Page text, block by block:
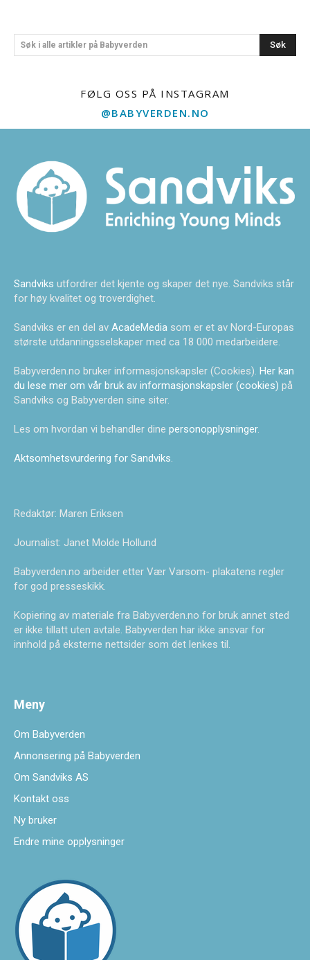
Søk i alle artikler på Babyverden Søk
FØLG OSS PÅ INSTAGRAM
@BABYVERDEN.NO
Sandviks utfordrer det kjente og skaper det nye. Sandviks står
for høy kvalitet og troverdighet.
Sandviks er en del av AcadeMedia som er et av Nord-Europas
største utdanningsselskaper med ca 18 000 medarbeidere.
Babyverden.no bruker informasjonskapsler (Cookies). Her kan
du lese mer om vår bruk av informasjonskapsler (cookies) på
Sandviks og Babyverden sine siter.
Les om hvordan vi behandler dine personopplysninger.
Aktsomhetsvurdering for Sandviks.
Redaktør: Maren Eriksen
Journalist: Janet Molde Hollund
Babyverden.no arbeider etter Vær Varsom- plakatens regler
for god presseskikk.
Kopiering av materiale fra Babyverden.no for bruk annet sted
er ikke tillatt uten avtale. Babyverden har ikke ansvar for
innhold på eksterne nettsider som det lenkes til.
Meny
Om Babyverden
Annonsering på Babyverden
Om Sandviks AS
Kontakt oss
Ny bruker
Endre mine opplysninger